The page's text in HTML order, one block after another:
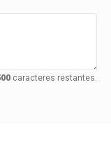
caracteres restantes.